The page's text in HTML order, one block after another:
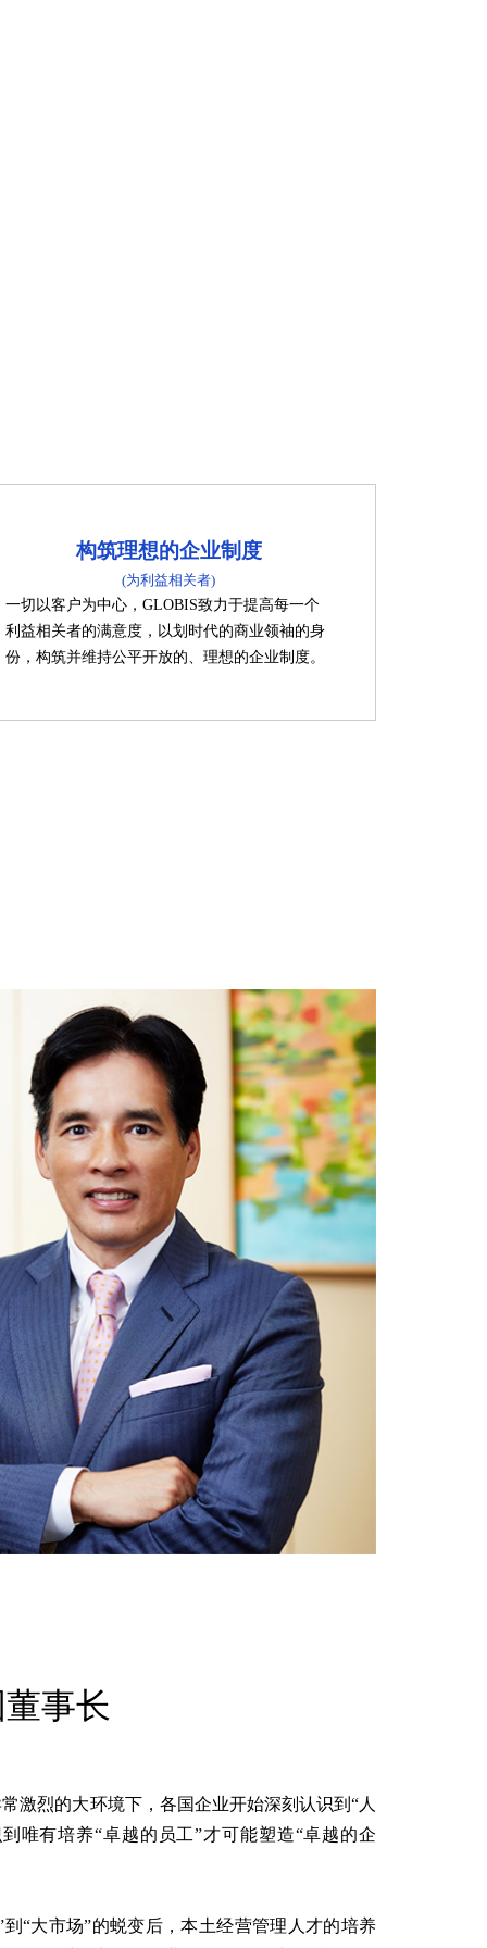
构筑理想的企业制度
(为利益相关者)
一切以客户为中心，GLOBIS致力于提高每一个
利益相关者的满意度，以划时代的商业领袖的身
份，构筑并维持公平开放的、理想的企业制度。
事长
激烈的大环境下，各国企业开始深刻认识到“人
唯有培养“卓越的员工”才可能塑造“卓越的企
“大市场”的蜕变后，本土经营管理人才的培养